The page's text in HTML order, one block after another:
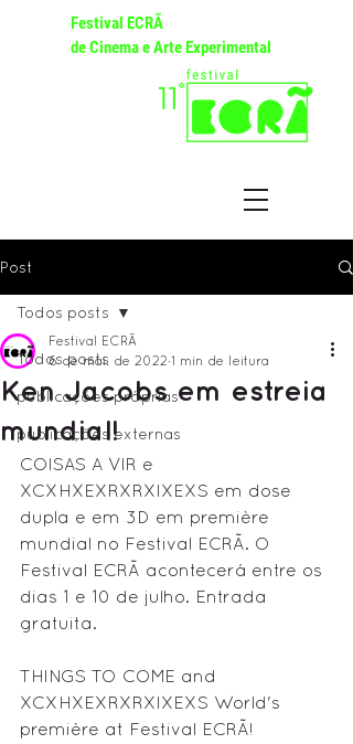
Festival ECRÃ
de Cinema e Arte Experimental
Post
Todos posts
publicações próprias
publicações externas
Todos posts
Ken Jacobs em estreia
mundial!
Festival ECRÃ
6 de mai. de 2022 1 min de leitura
COISAS A VIR e
XCXHXEXRXRXIXEXS em dose
dupla e em 3D em première
mundial no Festival ECRÃ. O
Festival ECRÃ acontecerá entre os
dias 1 e 10 de julho. Entrada
gratuita.
THINGS TO COME and
XCXHXEXRXRXIXEXS World's
première at Festival ECRÃ!